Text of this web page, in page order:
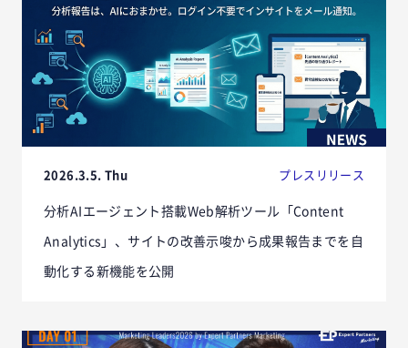
2026.3.5. Thu プレスリリース
分析AIエージェント搭載Web解析ツール「Content
Analytics」、サイトの改善示唆から成果報告までを自
動化する新機能を公開